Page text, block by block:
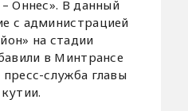
Оннес». В данный
с администрацией
на стадии
в Минтрансе
служба главы